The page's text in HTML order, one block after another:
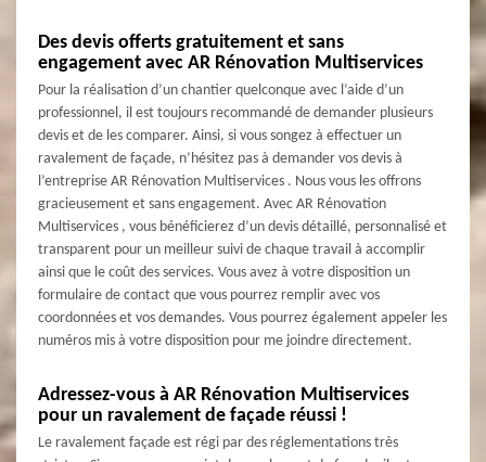
Des devis offerts gratuitement et sans
engagement avec AR Rénovation Multiservices
Pour la réalisation d’un chantier quelconque avec l’aide d’un
professionnel, il est toujours recommandé de demander plusieurs
devis et de les comparer. Ainsi, si vous songez à effectuer un
ravalement de façade, n’hésitez pas à demander vos devis à
l’entreprise AR Rénovation Multiservices . Nous vous les offrons
gracieusement et sans engagement. Avec AR Rénovation
Multiservices , vous bénéficierez d’un devis détaillé, personnalisé et
transparent pour un meilleur suivi de chaque travail à accomplir
ainsi que le coût des services. Vous avez à votre disposition un
formulaire de contact que vous pourrez remplir avec vos
coordonnées et vos demandes. Vous pourrez également appeler les
numéros mis à votre disposition pour me joindre directement.
Adressez-vous à AR Rénovation Multiservices
pour un ravalement de façade réussi !
Le ravalement façade est régi par des réglementations très